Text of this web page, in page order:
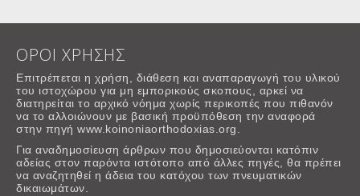
ΟΡΟΙ ΧΡΗΣΗΣ
Επιτρέπεται η χρήση, διάθεση και αναπαραγωγή του υλικού
του ιστοχώρου για μη εμπορικούς σκοπους, αρκεί να
διατηρείται το αρχικό νόημα χωρίς περικοπές που πιθανόν
να το αλλοιώνουν με βασική προϋπόθεση την αναφορά
στην πηγή www.koinoniaorthodoxias.org.
Για αναδημοσίευση άρθρων που δημοσιεύονται κατόπιν
αδείας στον παρόντα ιστότοπο από άλλες πηγές, θα πρέπει
να αναζητηθεί η άδεια του κατόχου των πνευματικών
δικαιωμάτων.